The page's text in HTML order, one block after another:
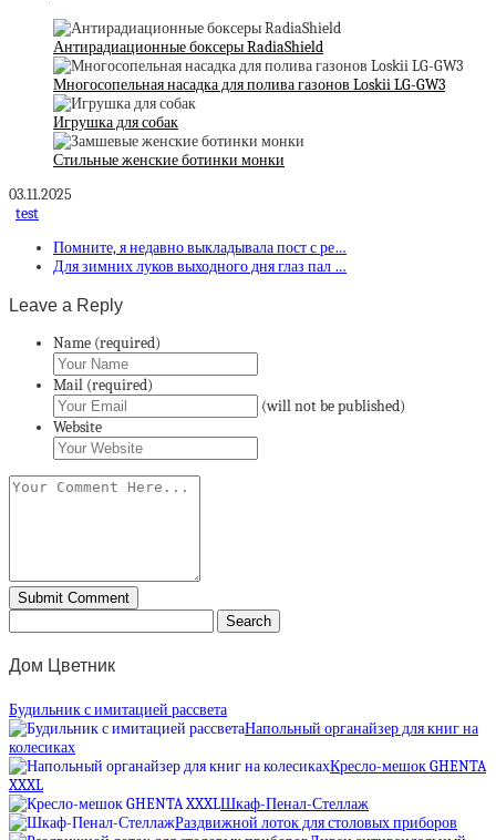
Антирадиационные боксеры RadiaShield
Многосопельная насадка для полива газонов Loskii LG-GW3
Игрушка для собак
Стильные женские ботинки монки
03.11.2025
test
Помните, я недавно выкладывала пост с ре…
Для зимних луков выходного дня глаз пал …
Leave a Reply
Name (required)
Mail (required)
(will not be published)
Website
Дом Цветник
Будильник с имитацией рассвета
Напольный органайзер для книг на
колесиках
Кресло-мешок GHENTA
XXXL
Шкаф-Пенал-Стеллаж
Раздвижной лоток для столовых приборов